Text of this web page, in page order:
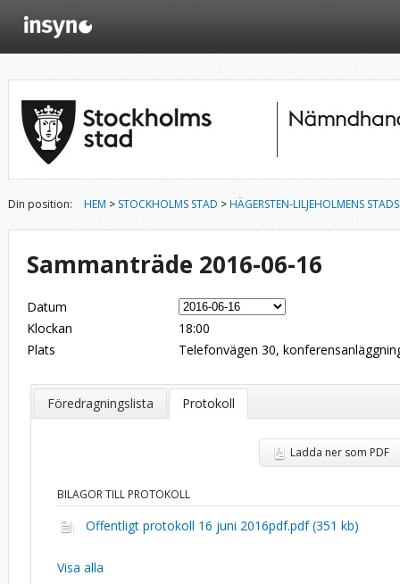
Din position: HEM > STOCKHOLMS STAD >HÄGERSTEN-LILJEHOLMENS
Sammanträde 2016-06-16
Datum
Klockan
18:00
Plats
Telefonvägen 30,
Föredragningslista Protokoll
Ladda ner som PDF
BILAGOR TILL PROTOKOLL
Offentligt protokoll 16 juni 2016pdf.pdf (351 kb)
Visa alla